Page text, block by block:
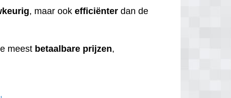
, maar ookefficiënter dan de
meest betaalbare prijzen,